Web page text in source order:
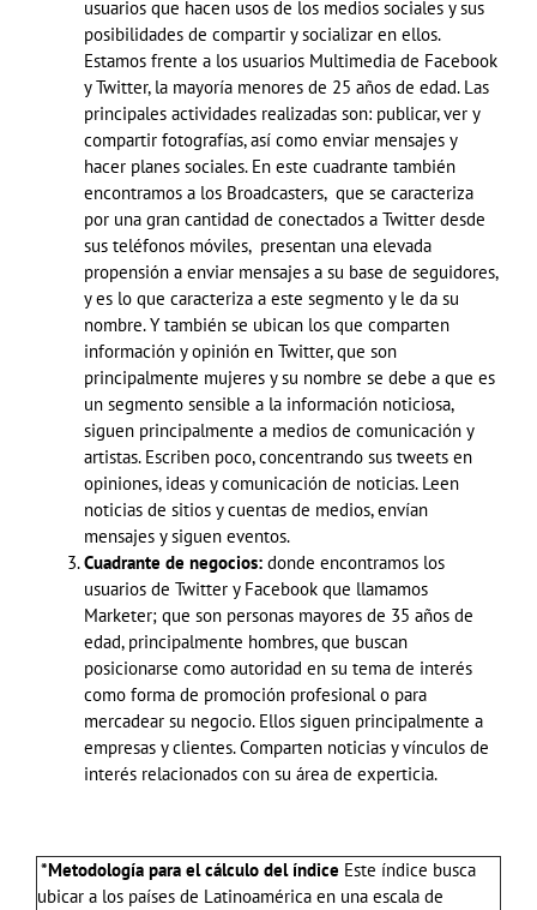
usuarios que hacen usos de los medios sociales y sus
posibilidades de compartir y socializar en ellos.
Estamos frente a los usuarios Multimedia de Facebook
y Twitter, la mayoría menores de 25 años de edad. Las
principales actividades realizadas son: publicar, ver y
compartir fotografías, así como enviar mensajes y
hacer planes sociales. En este cuadrante también
encontramos a los Broadcasters, que se caracteriza
por una gran cantidad de conectados a Twitter desde
sus teléfonos móviles, presentan una elevada
propensión a enviar mensajes a su base de seguidores,
y es lo que caracteriza a este segmento y le da su
nombre. Y también se ubican los que comparten
información y opinión en Twitter, que son
principalmente mujeres y su nombre se debe a que es
un segmento sensible a la información noticiosa,
siguen principalmente a medios de comunicación y
artistas. Escriben poco, concentrando sus tweets en
opiniones, ideas y comunicación de noticias. Leen
noticias de sitios y cuentas de medios, envían
mensajes y siguen eventos.
Cuadrante de negocios: donde encontramos los
usuarios de Twitter y Facebook que llamamos
Marketer; que son personas mayores de 35 años de
edad, principalmente hombres, que buscan
posicionarse como autoridad en su tema de interés
como forma de promoción profesional o para
mercadear su negocio. Ellos siguen principalmente a
empresas y clientes. Comparten noticias y vínculos de
interés relacionados con su área de experticia.
*Metodología para el cálculo del índice Este índice busca
ubicar a los países de Latinoamérica en una escala de